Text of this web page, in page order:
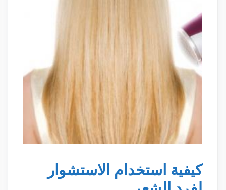
كيفية استخدام الاستشوار